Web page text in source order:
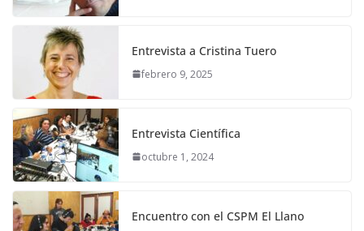
Entrevista a Cristina Tuero
febrero 9, 2025
Entrevista Científica
octubre 1, 2024
Encuentro con el CSPM El Llano